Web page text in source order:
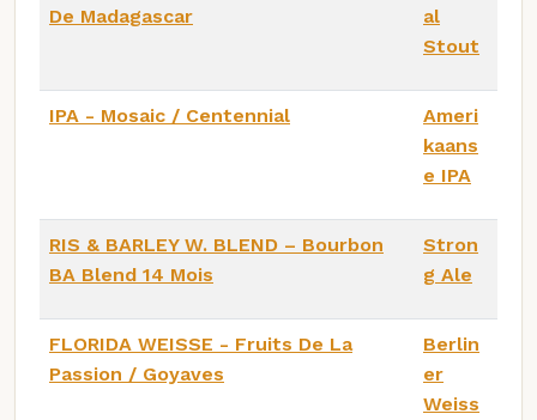
De Madagascar
al
Stout
IPA - Mosaic / Centennial
Ameri
kaans
e IPA
RIS & BARLEY W. BLEND – Bourbon
BA Blend 14 Mois
Stron
g Ale
FLORIDA WEISSE - Fruits De La
Passion / Goyaves
Berlin
er
Weiss